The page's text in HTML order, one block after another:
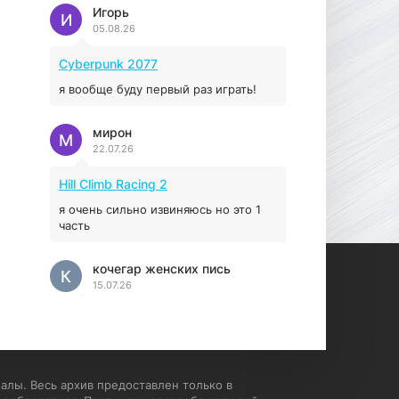
Prey
16.95 ГБ
Игорь
05.08.26
И
Cyberpunk 2077
я вообще буду первый раз играть!
мирон
22.07.26
М
Hill Climb Racing 2
я очень сильно извиняюсь но это 1
часть
кочегар женских пись
15.07.26
К
напишите блять на пк с
Весь архив предоставлен только в